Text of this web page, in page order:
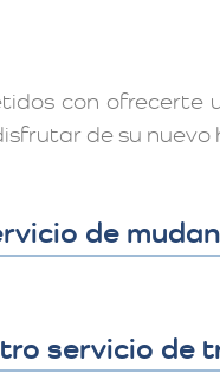
con
de su nuevo
de
servicio de